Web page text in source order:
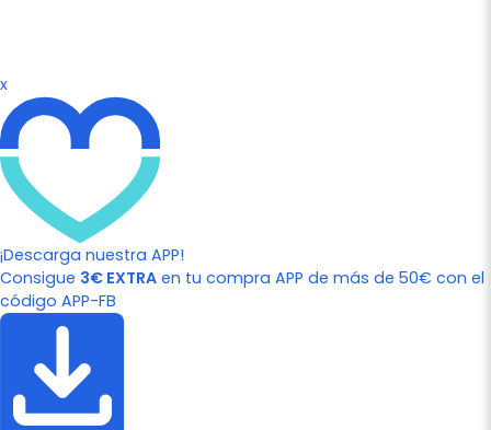
x
¡Descarga nuestra APP!
Consigue 3€ EXTRA en tu compra APP de más de 50€ con el
código APP-FB